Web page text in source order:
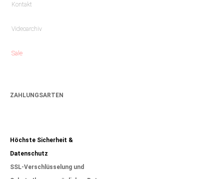
Kontakt
Videoarchiv
Sale
ZAHLUNGSARTEN
Höchste Sicherheit &
Datenschutz
SSL-Verschlüsselung und